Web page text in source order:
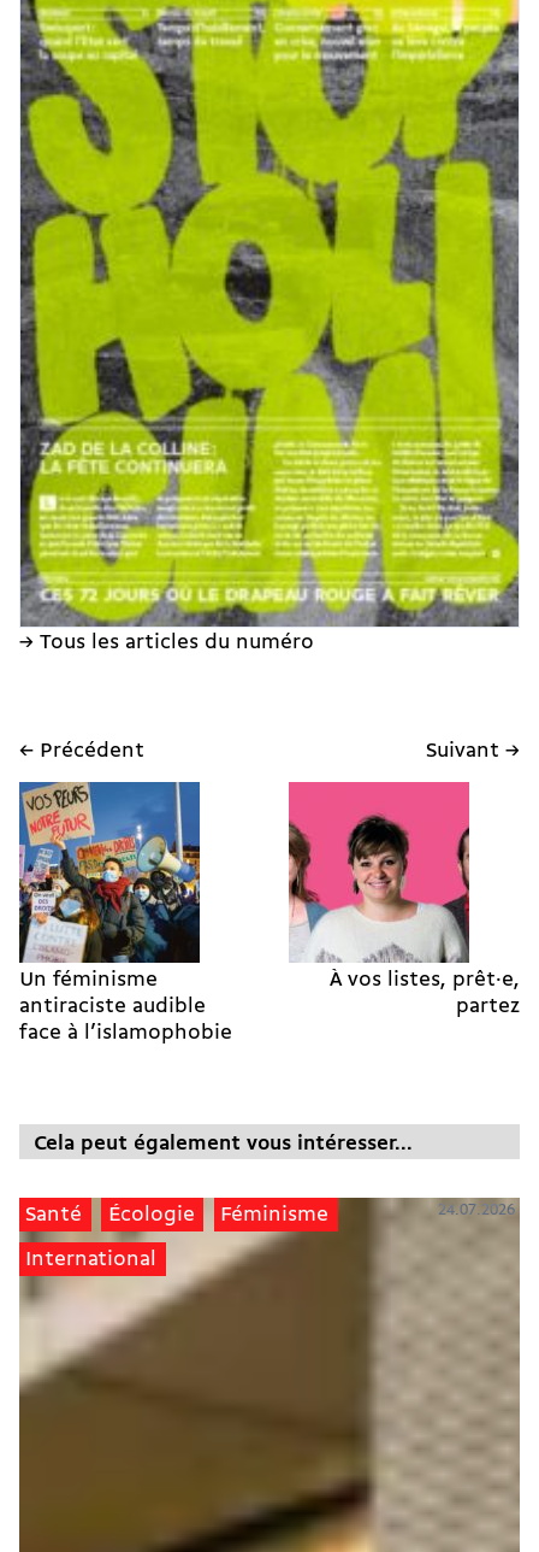
→ Tous les articles du numéro
← Précédent
Un féminisme
antiraciste audible
face à l’islamophobie
Suivant →
À vos listes, prêt·e,
partez
Cela peut également vous intéresser...
Santé Écologie Féminisme
International
24.07.2026